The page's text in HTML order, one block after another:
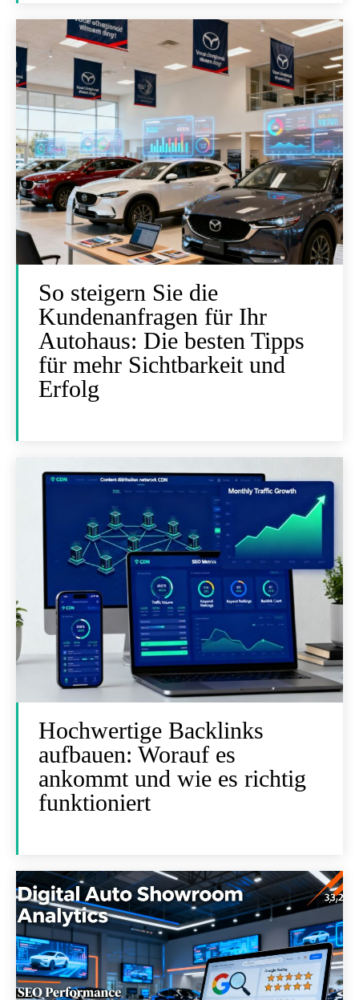
So steigern Sie die
Kundenanfragen für Ihr
Autohaus: Die besten Tipps
für mehr Sichtbarkeit und
Erfolg
Hochwertige Backlinks
aufbauen: Worauf es
ankommt und wie es richtig
funktioniert